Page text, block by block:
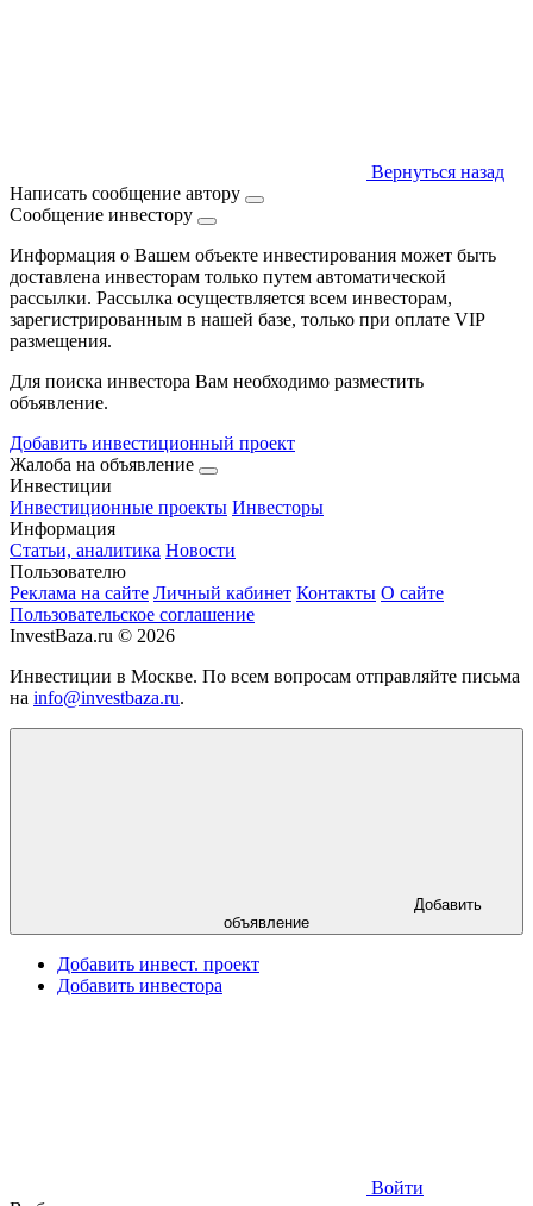
Вернуться назад
Написать сообщение автору
Сообщение инвестору
Информация о Вашем объекте инвестирования может быть
доставлена инвесторам только путем автоматической
рассылки. Рассылка осуществляется всем инвесторам,
зарегистрированным в нашей базе, только при оплате VIP
размещения.
Для поиска инвестора Вам необходимо разместить
объявление.
Добавить инвестиционный проект
Жалоба на объявление
Инвестиции
Инвестиционные проекты Инвесторы
Информация
Статьи, аналитика Новости
Пользователю
Реклама на сайте Личный кабинет Контакты О сайте
Пользовательское соглашение
InvestBaza.ru © 2026
Инвестиции в Москве. По всем вопросам отправляйте письма
на info@investbaza.ru.
Добавить
объявление
Добавить инвест. проект
Добавить инвестора
Войти